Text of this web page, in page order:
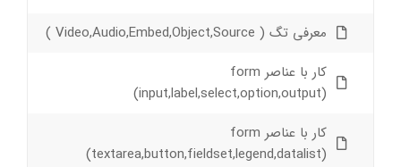
معرفی تگ ( Video,Audio,Embed,Object,Source )
کار با عناصر form
(input,label,select,option,output)
کار با عناصر form
(textarea,button,fieldset,legend,datalist)